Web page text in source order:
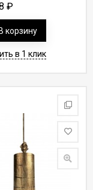
₽
В корзину
в 1 клик